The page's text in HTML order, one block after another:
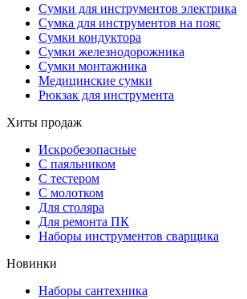
Сумки для инструментов электрика
Сумка для инструментов на пояс
Сумки кондуктора
Сумки железнодорожника
Сумки монтажника
Медицинские сумки
Рюкзак для инструмента
Хиты продаж
Искробезопасные
С паяльником
С тестером
С молотком
Для столяра
Для ремонта ПК
Наборы инструментов сварщика
Новинки
Наборы сантехника